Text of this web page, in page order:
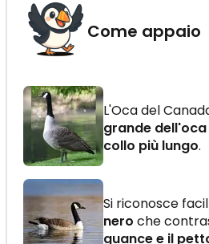
Come appaio
L'Oca del
grande
collo più lungo.
Si riconosce
nero che
guance e il